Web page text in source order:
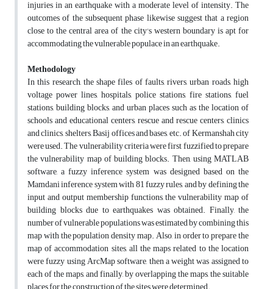
injuries in an earthquake with a moderate level of intensity. The
outcomes of the subsequent phase likewise suggest that a region
close to the central area of the city's western boundary is apt for
accommodating the vulnerable populace in an earthquake.
Methodology
In this research, the shape files of faults, rivers, urban roads, high
voltage power lines, hospitals, police stations, fire stations, fuel
stations, building blocks, and urban places such as the location of
schools and educational centers, rescue and rescue centers, clinics
and clinics, shelters, Basij offices and bases, etc. of Kermanshah city
were used. The vulnerability criteria were first fuzzified to prepare
the vulnerability map of building blocks. Then, using MATLAB
software, a fuzzy inference system was designed based on the
Mamdani inference system with 81 fuzzy rules, and by defining the
input and output membership functions, the vulnerability map of
building blocks due to earthquakes was obtained. Finally, the
number of vulnerable populations was estimated by combining this
map with the population density map. Also, in order to prepare the
map of accommodation sites, all the maps related to the location
were fuzzy using ArcMap software, then a weight was assigned to
each of the maps, and finally, by overlapping the maps, the suitable